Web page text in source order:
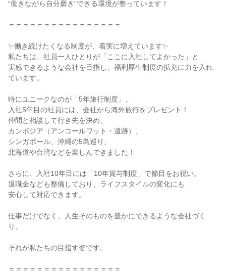
“働きながら自分磨き”できる環境が整っています！
＝＝＝＝＝＝＝＝＝＝＝＝＝＝＝＝
✨働き続けたくなる制度が、着実に増えています✨
私たちは、社員一人ひとりが「ここに入社してよかった」と
実感できるような会社を目指し、福利厚生制度の拡充に力を入れ
ています。
特にユニークなのが「5年旅行制度」。
入社5年目の社員には、会社から海外旅行をプレゼント！
仲間と相談して行き先を決め、
カンボジア（アンコールワット・遺跡）、
シンガポール、沖縄の5島巡り、
北海道や台湾などを楽しんできました！
さらに、入社10年目には「10年賞与制度」で節目をお祝い。
退職金なども整備しており、ライフスタイルの変化にも
安心して対応できます。
仕事だけでなく、人生そのものを豊かにできるような会社づく
り。
それが私たちの目指す姿です。
＝＝＝＝＝＝＝＝＝＝＝＝＝＝＝＝